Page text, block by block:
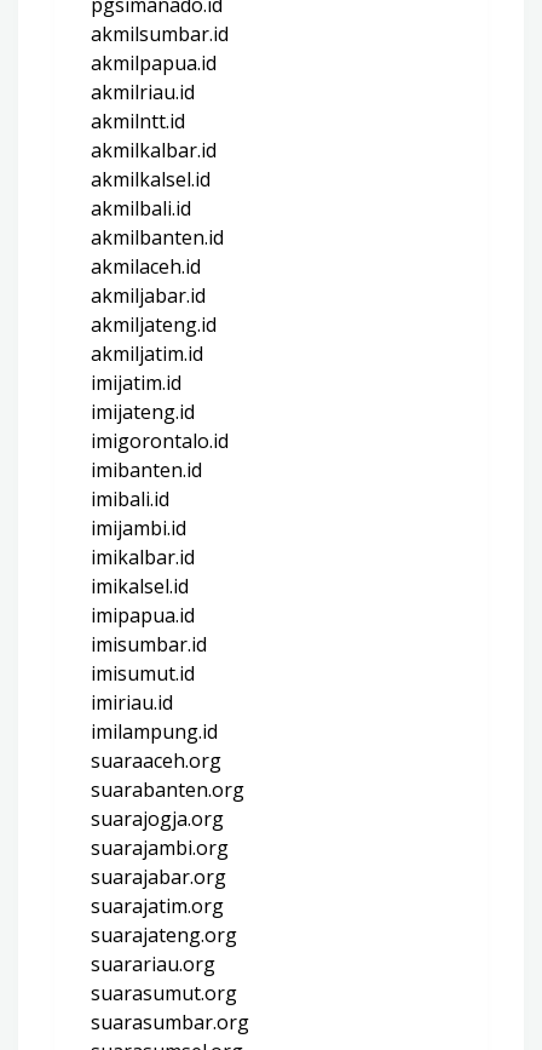
akmilsumbar.id
akmilpapua.id
akmilriau.id
akmilntt.id
akmilkalbar.id
akmilkalsel.id
akmilbali.id
akmilbanten.id
akmilaceh.id
akmiljabar.id
akmiljateng.id
akmiljatim.id
imijatim.id
imijateng.id
imigorontalo.id
imibanten.id
imibali.id
imijambi.id
imikalbar.id
imikalsel.id
imipapua.id
imisumbar.id
imisumut.id
imiriau.id
imilampung.id
suaraaceh.org
suarabanten.org
suarajogja.org
suarajambi.org
suarajabar.org
suarajatim.org
suarajateng.org
suarariau.org
suarasumut.org
suarasumbar.org